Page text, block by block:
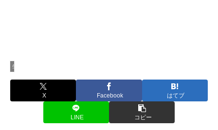
生活家電
X Facebook はてブ
LINE コピー